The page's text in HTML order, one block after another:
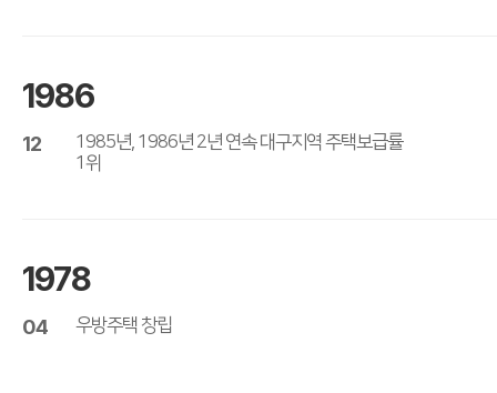
1986
12
1985년, 1986년 2년 연속 대구지역 주택보급률
1위
1978
04 우방주택 창립